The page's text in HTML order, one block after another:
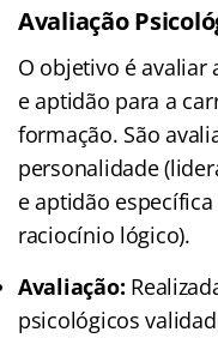
Avaliação
O objetivo é avaliar
e aptidão para a
formação. São
personalidade
e aptidão
raciocínio lógico).
Avaliação:
psicológicos